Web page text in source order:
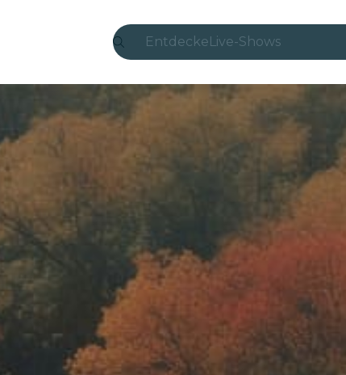
EntdeckeLive-Shows
Erlebnisse und Städte
São Paulo
Stadttouren